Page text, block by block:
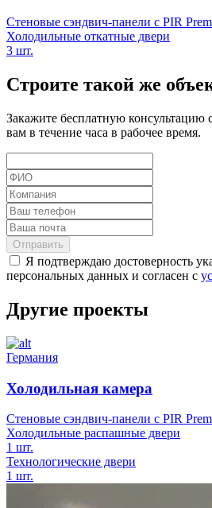
Стеновые сэндвич-панели с PIR
Холодильные откатные двери
3 шт.
Строите такой же
Закажите бесплатную консультацию
вам в течение часа в рабочее время.
Отправить
Я подтверждаю достоверность
персональных данных и согласен с
Другие проекты
Германия
Холодильная камера
Стеновые сэндвич-панели с PIR
Холодильные распашные двери
1 шт.
Технологические двери
1 шт.